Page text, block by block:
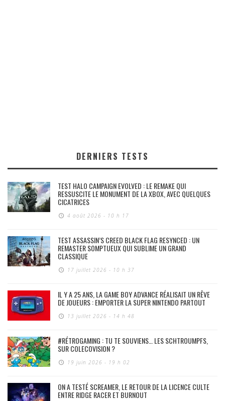
DERNIERS TESTS
TEST HALO CAMPAIGN EVOLVED : LE REMAKE QUI
RESSUSCITE LE MONUMENT DE LA XBOX, AVEC QUELQUES
CICATRICES
4 août 2026 - 10 h 17
TEST ASSASSIN’S CREED BLACK FLAG RESYNCED : UN
REMASTER SOMPTUEUX QUI SUBLIME UN GRAND
CLASSIQUE
17 juillet 2026 - 10 h 37
IL Y A 25 ANS, LA GAME BOY ADVANCE RÉALISAIT UN RÊVE
DE JOUEURS : EMPORTER LA SUPER NINTENDO PARTOUT
13 juillet 2026 - 14 h 48
#RÉTROGAMING : TU TE SOUVIENS… LES SCHTROUMPFS,
SUR COLECOVISION ?
19 juin 2026 - 19 h 02
ON A TESTÉ SCREAMER, LE RETOUR DE LA LICENCE CULTE
ENTRE RIDGE RACER ET BURNOUT